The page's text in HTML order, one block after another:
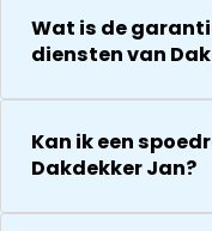
Wat is de
diensten van
Kan ik een
Dakdekker Jan?